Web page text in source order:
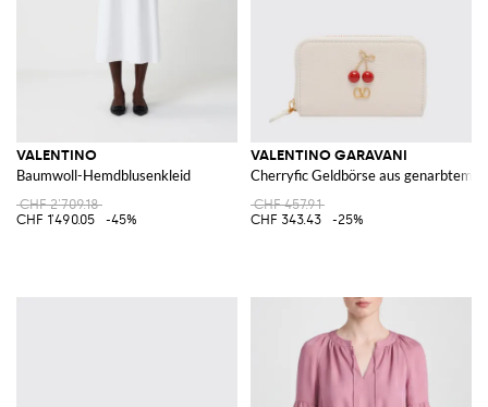
VALENTINO
Baumwoll-Hemdblusenkleid
CHF 2'709.18
CHF 1'490.05
-45%
VALENTINO GARAVANI
Cherryfic Geldbörse aus genarbtem
CHF 457.91
CHF 343.43
-25%